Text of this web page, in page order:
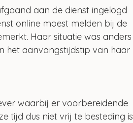
aan de dienst ingelogd
online moest melden bij de
Haar situatie was
het aanvangstijdstip van haar
waarbij er voorbereidende
tijd dus niet vrij te besteding